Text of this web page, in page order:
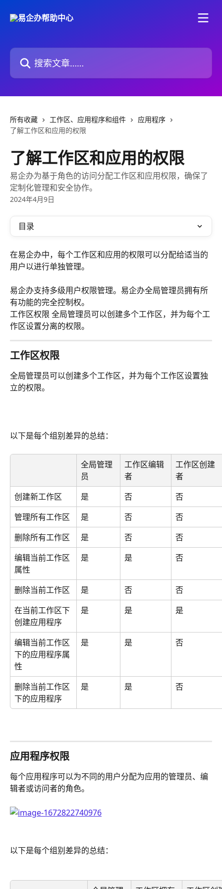
搜索文章……
所有收藏 工作区、应用程序和组件
应用程序
了解工作区和应用的权限
了解工作区和应用的权限
易企办为基于角色的访问分配工作区和应用权限，确保了
定制化管理和安全协作。
2024年4月9日
目录
在易企办中，每个工作区和应用的权限可以分配给适当的
用户以进行单独管理。
易企办支持多级用户权限管理。易企办全局管理员拥有所
有功能的完全控制权。
工作区权限 全局管理员可以创建多个工作区，并为每个工
作区设置分离的权限。
工作区权限
全局管理员可以创建多个工作区，并为每个工作区设置独
立的权限。
以下是每个组别差异的总结：
全局管理
员
工作区编辑
者
工作区创建
者
创建新工作区
是 否
否
管理所有工作区
是 否
否
删除所有工作区
是 否
否
编辑当前工作区
属性
是 是 否
删除当前工作区 是 否
否
在当前工作区下
创建应用程序
是 是 是
编辑当前工作区
下的应用程序属
性
是 是 否
删除当前工作区
下的应用程序
是 是 否
应用程序权限
每个应用程序可以为不同的用户分配为应用的管理员、编
辑者或访问者的角色。
以下是每个组别差异的总结：